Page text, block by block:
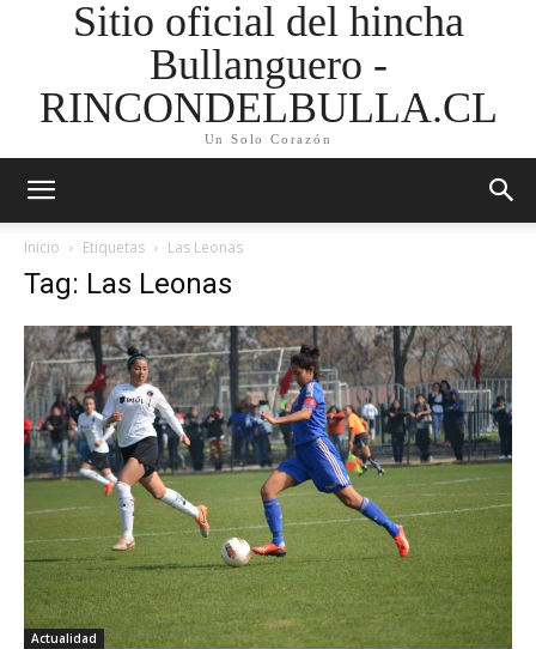
Sitio oficial del hincha
Bullanguero -
RINCONDELBULLA.CL
Un Solo Corazón
Inicio Etiquetas Las Leonas
Tag: Las Leonas
Actualidad